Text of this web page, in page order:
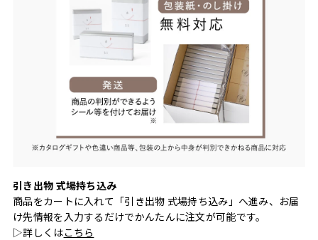
引き出物 式場持ち込み
商品をカートに入れて「引き出物 式場持ち込み」へ進み、お届
け先情報を入力するだけでかんたんに注文が可能です。
▷詳しくはこちら